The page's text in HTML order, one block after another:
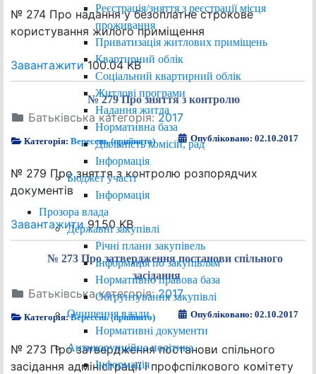
Реєстрація/зняття з реєстрації місця
проживання
Приватизація житлових приміщень
Квартирний облік
Соціальний квартирний облік
Житлові програми
Надання житла
Нормативна база
Діяльність комісій, рад
Інформація
Бюджет участі
Інформація
Прозора влада
Державні закупівлі
Річні плани закупівель
Інформація по закупівлям
Нормативно правова база
Обґрунтування закупівлі
Очищення влади
Нормативні документи
Антикорупційна політика
Інформація
№ 274 Про надання у безоплатне строкове
користування жилого приміщення
Завантажити100.04 KB
№ 279 Про зняття з контролю
Батьківська категорія:2017
Категорія:Вересень (прийнято) Опубліковано: 02.10.2017
№ 279 Про зняття з контролю розпорядчих
документів
Завантажити91.50 KB
№ 273 Про затвердження постанови спільного
засідання
Батьківська категорія:2017
Категорія:Вересень (прийнято) Опубліковано: 02.10.2017
№ 273 Про затвердження постанови спільного
засідання адміністрації і профспілкового комітету